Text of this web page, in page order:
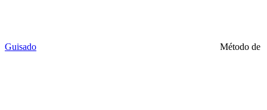
Guisado Método de